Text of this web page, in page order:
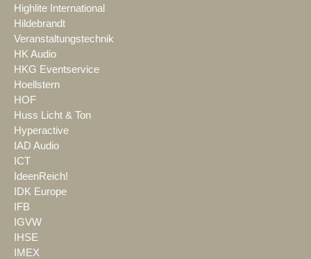
Highlite International
Hildebrandt
Veranstaltungstechnik
HK Audio
HKG Eventservice
Hoellstern
HOF
Huss Licht & Ton
Hyperactive
IAD Audio
ICT
IdeenReich!
IDK Europe
IFB
IGVW
IHSE
IMEX